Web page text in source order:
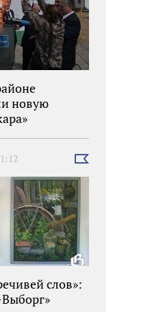
новую
Выбрать
слов»: